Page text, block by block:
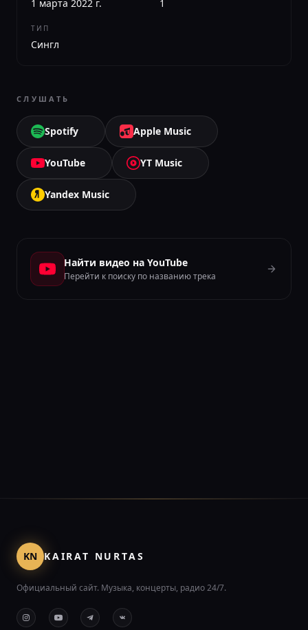
1 марта 2022 г. 1
ТИП
Сингл
СЛУШАТЬ
Spotify Apple Music
YouTube YT Music
Yandex Music
Найти видео на YouTube
Перейти к поиску по названию трека
KN KAIRAT NURTAS
Официальный сайт. Музыка, концерты, радио 24/7.